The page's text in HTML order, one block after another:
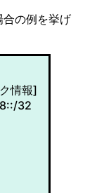
の例を挙げ
情報]
32